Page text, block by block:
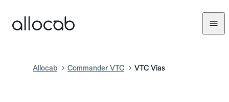
Allocab Commander VTC VTC Vias